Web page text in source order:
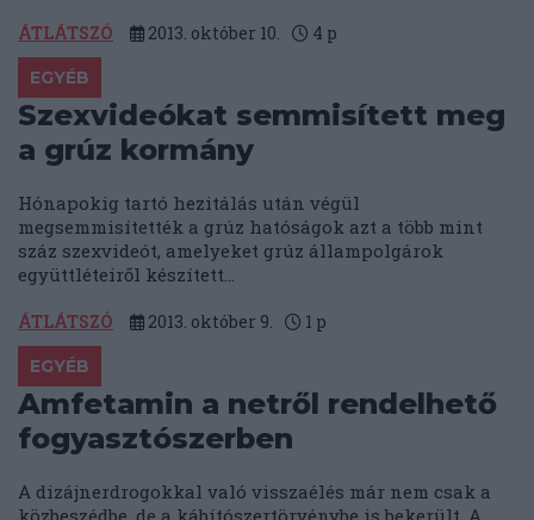
ÁTLÁTSZÓ 2013. október 10. 4 p
EGYÉB
Szexvideókat semmisített meg
a grúz kormány
Hónapokig tartó hezitálás után végül
megsemmisítették a grúz hatóságok azt a több mint
száz szexvideót, amelyeket grúz állampolgárok
együttléteiről készített...
ÁTLÁTSZÓ 2013. október 9. 1 p
EGYÉB
Amfetamin a netről rendelhető
fogyasztószerben
A dizájnerdrogokkal való visszaélés már nem csak a